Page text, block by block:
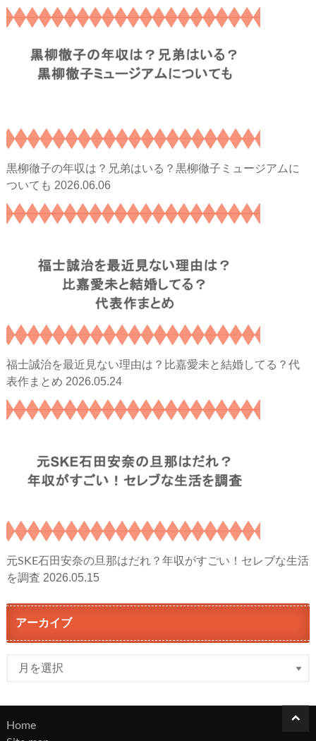
黒柳徹子の年収は？兄弟はいる？黒柳徹子ミュージアムに
ついても 2026.06.06
福士誠治を最近見ない理由は？比嘉愛未と結婚してる？代
表作まとめ 2026.05.24
元SKE石田安奈の旦那はだれ？年収がすごい！セレブな生活
を調査 2026.05.15
アーカイブ
ブ
Home